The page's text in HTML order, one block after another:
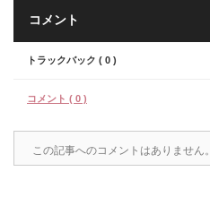
コメント
トラックバック ( 0 )
コメント ( 0 )
この記事へのコメントはありません。